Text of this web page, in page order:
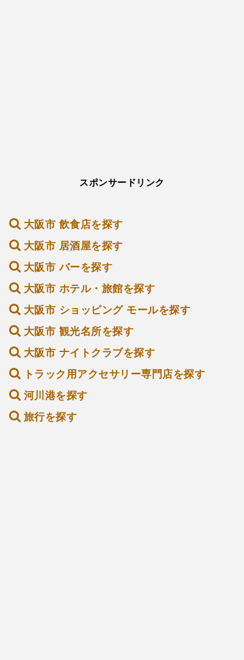
スポンサードリンク
大阪市 飲食店を探す
大阪市 居酒屋を探す
大阪市 バーを探す
大阪市 ホテル・旅館を探す
大阪市 ショッピング モールを探す
大阪市 観光名所を探す
大阪市 ナイトクラブを探す
トラック用アクセサリー専門店を探す
河川港を探す
旅行を探す